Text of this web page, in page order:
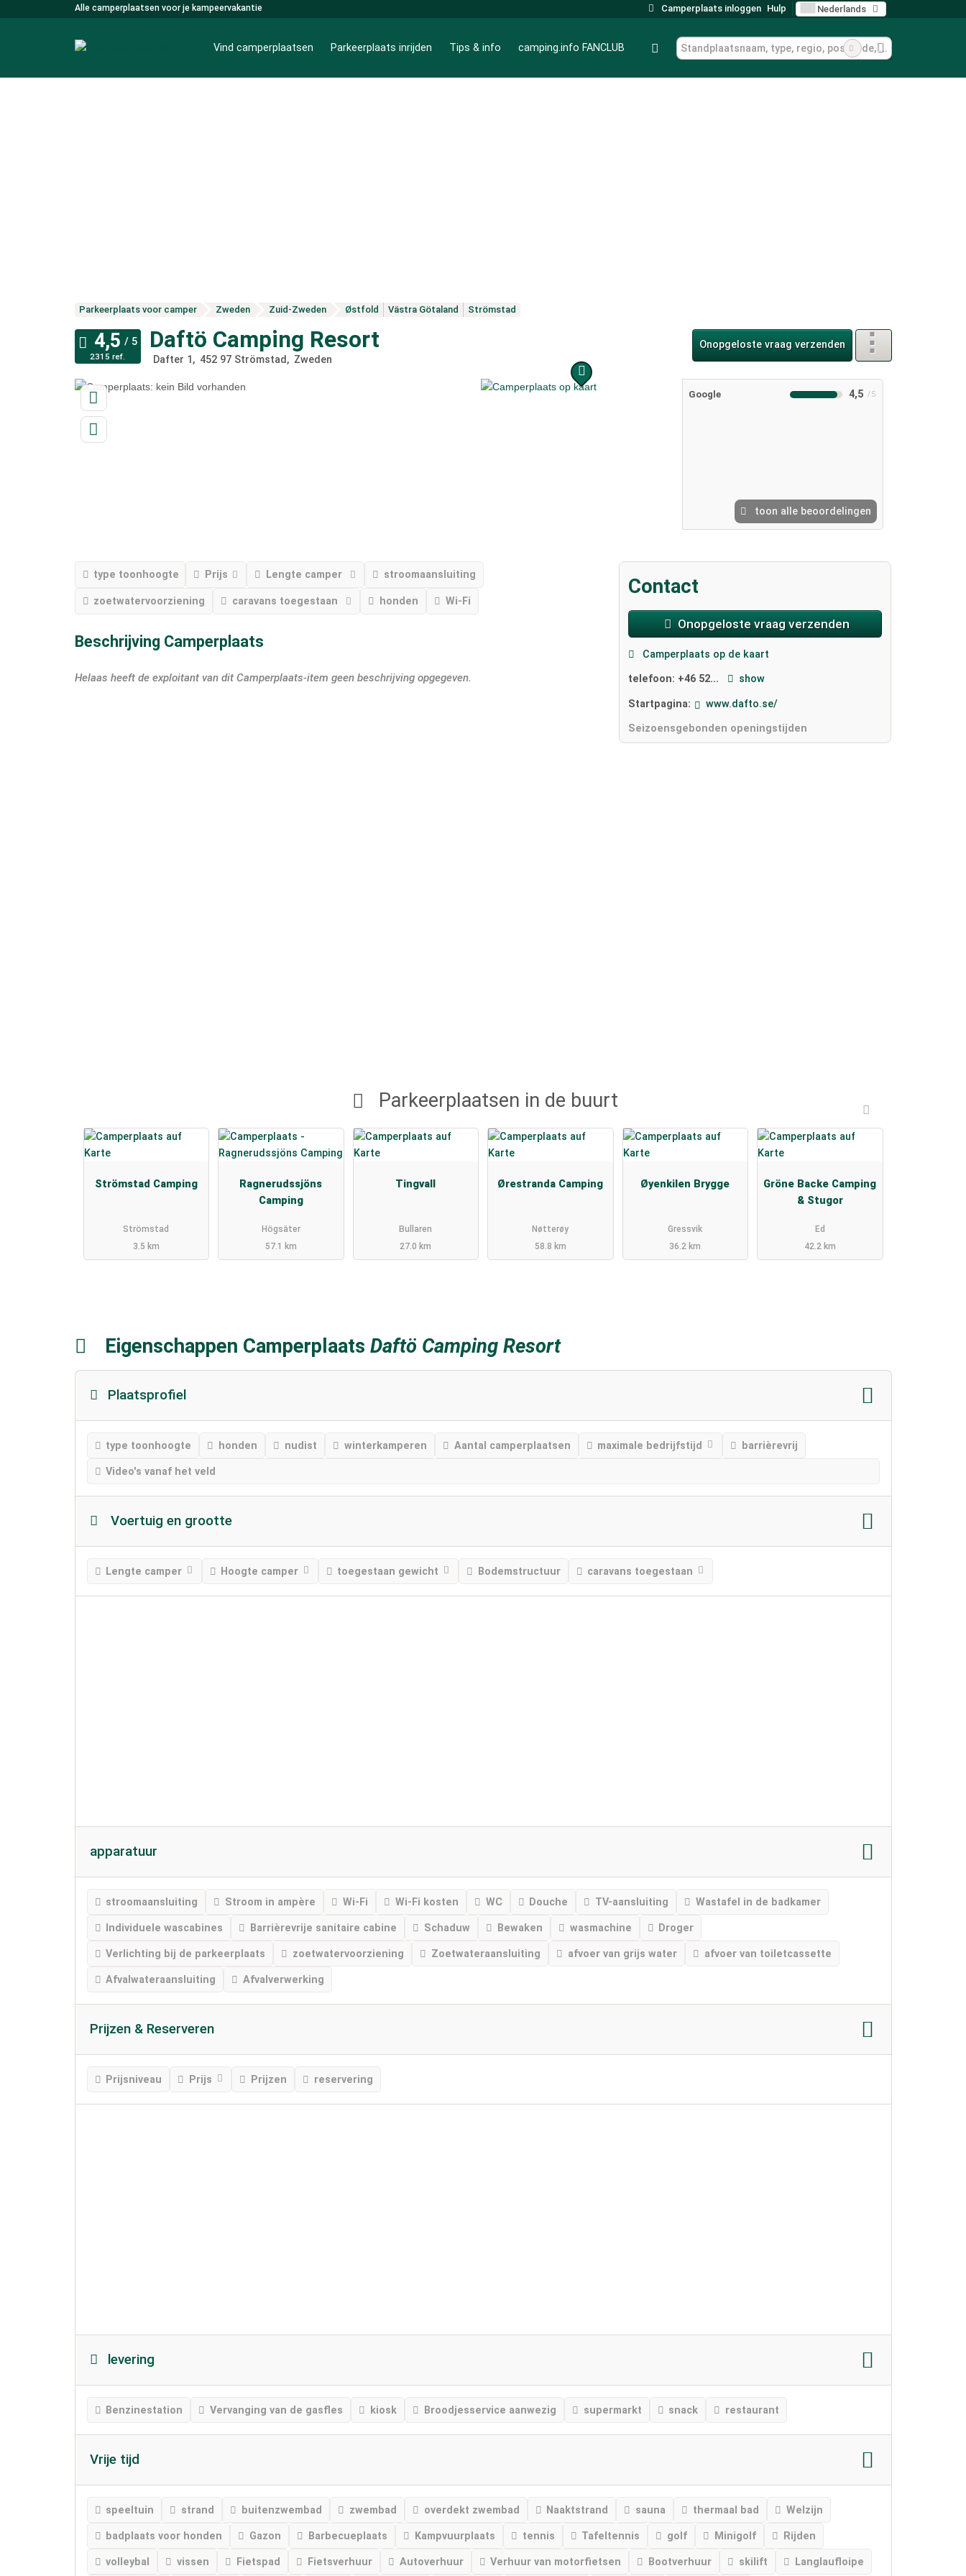
Alle camperplaatsen voor je kampeervakantie Camperplaats inloggen Hulp Nederlands
Vind camperplaatsen Parkeerplaats inrijden Tips & info camping.info FANCLUB
Parkeerplaats voor camper Zweden Zuid-Zweden Østfold Västra Götaland Strömstad
Daftö Camping Resort
Dafter 1 452 97 Strömstad Zweden
Onopgeloste vraag verzenden
2315 ref.
Google 4,5
toon alle beoordelingen
type toonhoogte Prijs Lengte camper stroomaansluiting
zoetwatervoorziening caravans toegestaan honden Wi-Fi
Beschrijving Camperplaats
Helaas heeft de exploitant van dit Camperplaats-item geen beschrijving opgegeven.
Contact
Onopgeloste vraag verzenden
Camperplaats op de kaart
telefoon: +46 52... show
Startpagina: www.dafto.se/
Seizoensgebonden openingstijden
Parkeerplaatsen in de buurt
Strömstad Camping
Strömstad
3.5 km
Ragnerudssjöns
Camping
Högsäter
57.1 km
Tingvall
Bullaren
27.0 km
Ørestranda Camping
Nøtterøy
58.8 km
Øyenkilen Brygge
Gressvik
36.2 km
Gröne Backe Camping
& Stugor
Ed
42.2 km
Eigenschappen CamperplaatsDaftö Camping Resort
Plaatsprofiel
type toonhoogte honden nudist winterkamperen Aantal camperplaatsen maximale bedrijfstijd barrièrevrij
Video's vanaf het veld
Voertuig en grootte
Lengte camper Hoogte camper toegestaan ​​gewicht Bodemstructuur caravans toegestaan
apparatuur
stroomaansluiting Stroom in ampère Wi-Fi Wi-Fi kosten WC Douche TV-aansluiting Wastafel in de badkamer
Individuele wascabines Barrièrevrije sanitaire cabine Schaduw Bewaken wasmachine Droger
Verlichting bij de parkeerplaats zoetwatervoorziening Zoetwateraansluiting afvoer van grijs water afvoer van toiletcassette
Afvalwateraansluiting Afvalverwerking
Prijzen & Reserveren
Prijsniveau Prijs Prijzen reservering
levering
Benzinestation Vervanging van de gasfles kiosk Broodjesservice aanwezig supermarkt snack restaurant
Vrije tijd
speeltuin strand buitenzwembad zwembad overdekt zwembad Naaktstrand sauna thermaal bad Welzijn
badplaats voor honden Gazon Barbecueplaats Kampvuurplaats tennis Tafeltennis golf Minigolf Rijden
volleybal vissen Fietspad Fietsverhuur Autoverhuur Verhuur van motorfietsen Bootverhuur skilift Langlaufloipe